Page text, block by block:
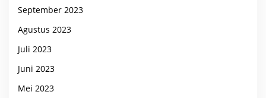
September 2023
Agustus 2023
Juli 2023
Juni 2023
Mei 2023